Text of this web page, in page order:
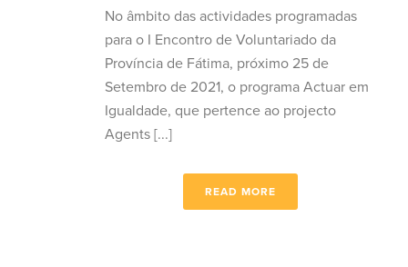
No âmbito das actividades programadas
para o I Encontro de Voluntariado da
Província de Fátima, próximo 25 de
Setembro de 2021, o programa Actuar em
Igualdade, que pertence ao projecto
Agents [...]
READ MORE